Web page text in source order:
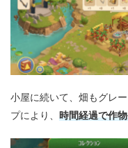
小屋に続いて、畑もグレ
プにより、 時間経過で作